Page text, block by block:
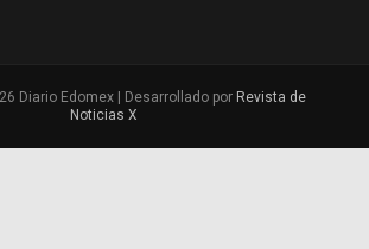
Diario Edomex | Desarrollado por Revista de
Noticias X